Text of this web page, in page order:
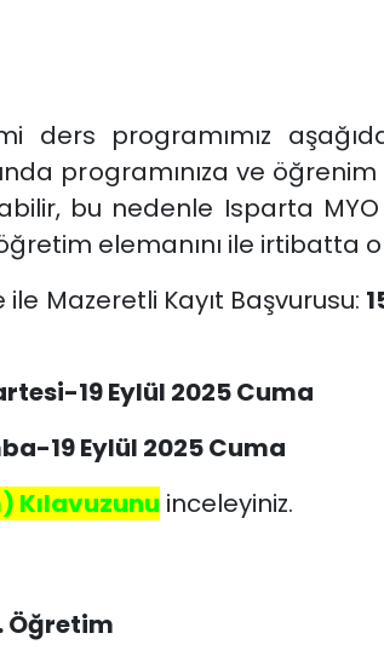
ders programımız
programınıza ve
bu nedenle Isparta
elemanını ile irtibatta
ile Mazeretli Kayıt Başvurusu:
19 Eylül 2025 Cuma
19 Eylül 2025 Cuma
Kılavuzunu inceleyiniz.
Öğretim